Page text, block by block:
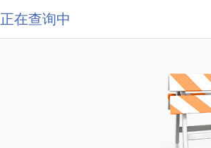
正在查询中